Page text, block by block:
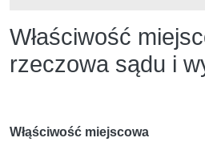
Właściwość
rzeczowa sądu i
Włąściwość miejscowa